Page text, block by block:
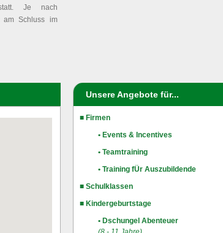
Je nach
am Schluss im
Unsere Angebote für...
■ Firmen
• Events & Incentives
• Teamtraining
• Training fÜr Auszubildende
■ Schulklassen
■ Kindergeburtstage
• Dschungel Abenteuer